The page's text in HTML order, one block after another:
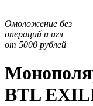
Омоложение без
операций и игл
от 5000 рублей
BTL